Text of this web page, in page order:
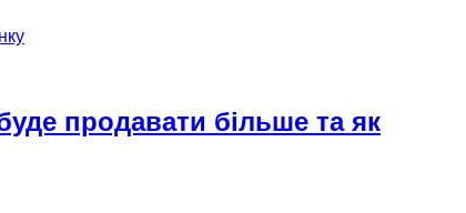
продавати більше та як